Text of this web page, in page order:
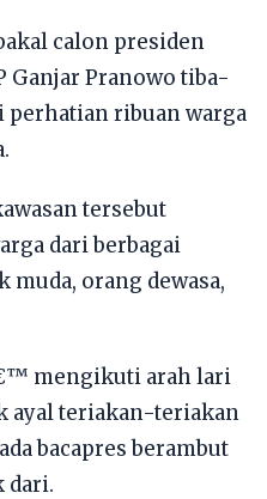
calon presiden
Ganjar Pranowo tiba-
ribuan warga
tersebut
dari berbagai
muda, orang dewasa,
mengikuti arah lari
ayal teriakan-teriakan
bacapres berambut
dari.